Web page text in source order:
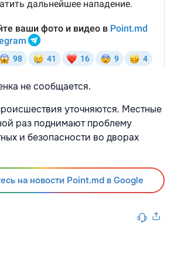
не сообщается.
уточняются. Местные
раз поднимают проблему
и безопасности во дворах
на новости Point.md в Google